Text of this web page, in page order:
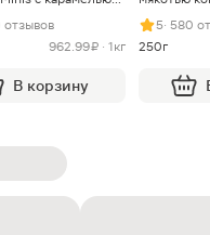
и нугой
отзывов
962.99 ₽ · 1кг
В корзину
5· 580
250г